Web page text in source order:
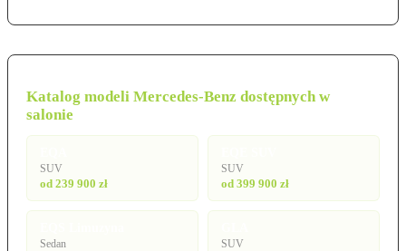
Katalog modeli Mercedes-Benz dostępnych w
salonie
SUV
od 239 900 zł
SUV
od 399 900 zł
Sedan SUV